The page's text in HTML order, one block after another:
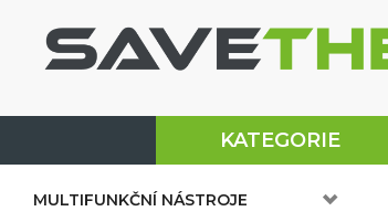
KATEGORIE
MULTIFUNKČNÍ NÁSTROJE